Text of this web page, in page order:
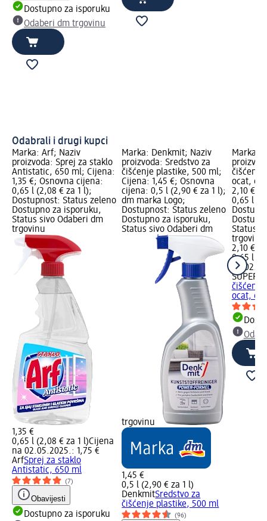
Dostupno za isporuku
Odaberi dm trgovinu
Odabrali i drugi kupci
Marka: Arf; Naziv
proizvoda: Sprej za staklo
Antistatic, 650 ml; Cijena:
1,35 €; Osnovna cijena:
0,65 l (2,08 € za 1 l);
Dostupnost: Status zeleno
Dostupno za isporuku,
Status sivo Odaberi dm
trgovinu
1,35 €
0,65 l (2,08 € za 1 l)Cijena
na 02.05.2025.: 1,75 €
ArfSprej za staklo
Antistatic, 650 ml
(7)
Obavijesti
Dostupno za isporuku
Marka: Denkmit; Naziv
proizvoda: Sredstvo za
čišćenje plastike, 500 ml;
Cijena: 1,45 €; Osnovna
cijena: 0,5 l (2,90 € za 1 l);
dm marka Logo;
Dostupnost: Status zeleno
Dostupno za isporuku,
Status sivo Odaberi dm
trgovinu
1,45 €
0,5 l (2,90 € za 1 l)
DenkmitSredstvo za
čišćenje plastike, 500 ml
(96)
Marka:
čišćenje
ocat,
2,10 €;
0,65 l
Status
trgovinu
2,10 €
0,65 l
na
SUPER
čišćenje
ocat,